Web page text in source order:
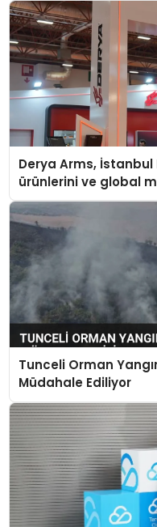
Derya Arms, İstanbul
ürünlerini ve global
Tunceli Orman
Müdahale Ediliyor